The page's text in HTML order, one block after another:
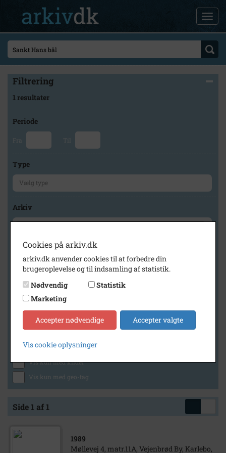
Filtrering
1 resultater
Periode
Fra Til
Type
Arkiv
Geografi
Generelt
Vis kun med billeder
Vis kun med lydklip
Vis kun med kilder
Vis kun med geo-tag
Side 1 af 1
1989
Møllevej 4, matr.11A, Vejenbrød By, Karlebo,
Cookies på arkiv.dk
arkiv.dk anvender cookies til at forbedre din
brugeroplevelse og til indsamling af statistik.
Nødvendig
Statistik
Marketing
Accepter nødvendige Accepter valgte
Vis cookie oplysninger